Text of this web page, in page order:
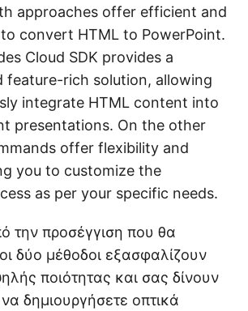
approaches offer efficient and
convert HTML to PowerPoint.
Cloud SDK provides a
feature-rich solution, allowing
integrate HTML content into
presentations. On the other
offer flexibility and
you to customize the
as per your specific needs.
την προσέγγιση που θα
δύο μέθοδοι εξασφαλίζουν
ποιότητας και σας δίνουν
δημιουργήσετε οπτικά